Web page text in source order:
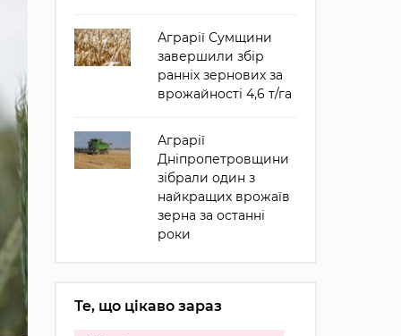
Аграрії Сумщини
завершили збір
ранніх зернових за
врожайності 4,6 т/га
Аграрії
Дніпропетровщини
зібрали один з
найкращих врожаїв
зерна за останні
роки
Те, що цікаво зараз